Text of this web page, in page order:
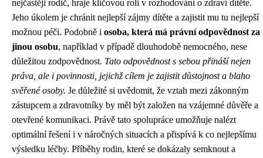
nejčastěji rodič, hraje klíčovou roli v rozhodování o zdraví dítěte.
Jeho úkolem je chránit nejlepší zájmy dítěte a zajistit mu tu nejlepší
možnou péči. Podobně i osoba, která má právní odpovědnost za
jinou osobu, například v případě dlouhodobě nemocného, nese
důležitou zodpovědnost. Tato odpovědnost s sebou přináší nejen
práva, ale i povinnosti, jejichž cílem je zajistit důstojnost a blaho
svěřené osoby. Je důležité si uvědomit, že vztah mezi zákonným
zástupcem a zdravotníky by měl být založen na vzájemné důvěře a
otevřené komunikaci. Právě tato spolupráce umožňuje nalézt
optimální řešení i v náročných situacích a přispívá k co nejlepšímu
výsledku léčby. Příběhy rodin, které se dokázaly semknout a